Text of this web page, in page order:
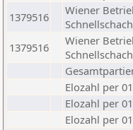
1379516
Wiener
1379516
Wiener
Elozahl per
Elozahl per
Elozahl per